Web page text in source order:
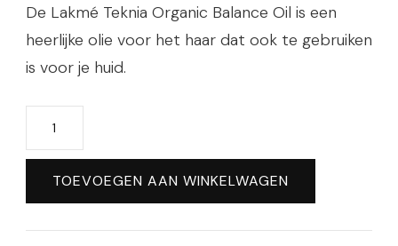
De Lakmé Teknia Organic Balance Oil is een
heerlijke olie voor het haar dat ook te gebruiken
is voor je huid.
Lakmé
-
Teknia
Organic
Balance
TOEVOEGEN AAN WINKELWAGEN